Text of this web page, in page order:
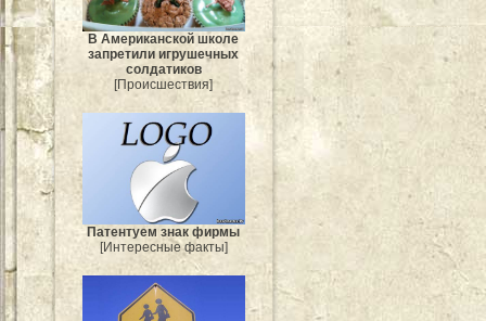
В Американской школе
запретили игрушечных
солдатиков
[Происшествия]
Патентуем знак фирмы
[Интересные факты]